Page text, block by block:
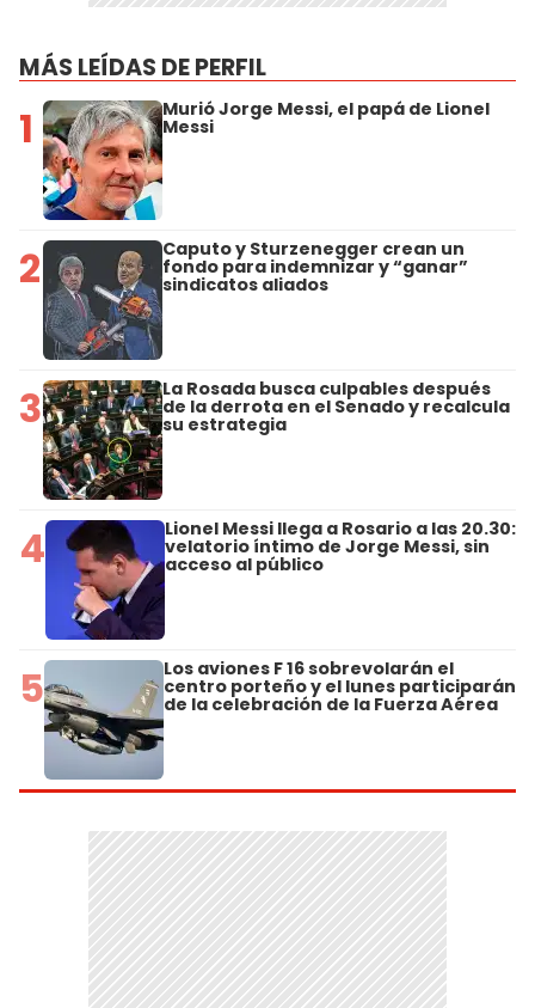
MÁS LEÍDAS DE PERFIL
1 Murió Jorge Messi, el papá de Lionel
Messi
2 Caputo y Sturzenegger crean un
fondo para indemnizar y “ganar”
sindicatos aliados
3 La Rosada busca culpables después
de la derrota en el Senado y recalcula
su estrategia
4 Lionel Messi llega a Rosario a las 20.30:
velatorio íntimo de Jorge Messi, sin
acceso al público
5 Los aviones F 16 sobrevolarán el
centro porteño y el lunes participarán
de la celebración de la Fuerza Aérea